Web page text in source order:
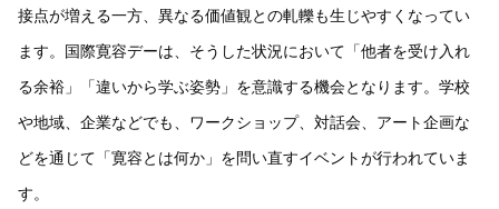
接点が増える一方、異なる価値観との軋轢も生じやすくなってい
ます。国際寛容デーは、そうした状況において「他者を受け入れ
る余裕」「違いから学ぶ姿勢」を意識する機会となります。学校
や地域、企業などでも、ワークショップ、対話会、アート企画な
どを通じて「寛容とは何か」を問い直すイベントが行われていま
す。